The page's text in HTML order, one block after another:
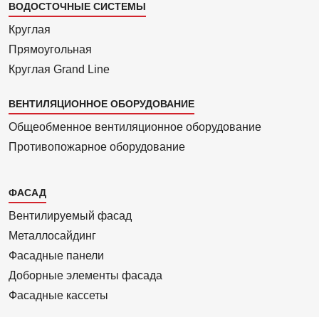
ВОДОСТОЧНЫЕ СИСТЕМЫ
Круглая
Прямоуголь­ная
Круглая Grand Line
ВЕНТИЛЯЦИОННОЕ ОБОРУДОВАНИЕ
Общеобменное вентиляционное оборудование
Противопожарное оборудование
Каталог
2
ФАСАД
Вентилиру­емый фасад
Металло­сайдинг
Фасадные панели
Доборные элементы фасада
Фасадные кассеты